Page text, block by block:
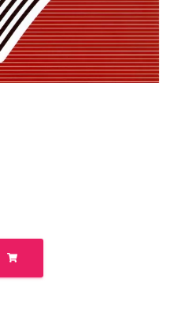
T
I
O
N